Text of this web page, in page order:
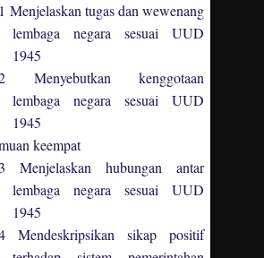
Menjelaskan tugas dan wewenang
lembaga negara sesuai UUD
1945
Menyebutkan kenggotaan
lembaga negara sesuai UUD
1945
keempat
Menjelaskan hubungan antar
lembaga negara sesuai UUD
1945
Mendeskripsikan sikap positif